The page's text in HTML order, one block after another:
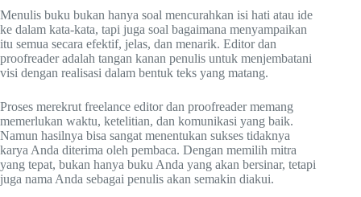
Menulis buku bukan hanya soal mencurahkan isi hati atau ide
ke dalam kata-kata, tapi juga soal bagaimana menyampaikan
itu semua secara efektif, jelas, dan menarik. Editor dan
proofreader adalah tangan kanan penulis untuk menjembatani
visi dengan realisasi dalam bentuk teks yang matang.
Proses merekrut freelance editor dan proofreader memang
memerlukan waktu, ketelitian, dan komunikasi yang baik.
Namun hasilnya bisa sangat menentukan sukses tidaknya
karya Anda diterima oleh pembaca. Dengan memilih mitra
yang tepat, bukan hanya buku Anda yang akan bersinar, tetapi
juga nama Anda sebagai penulis akan semakin diakui.